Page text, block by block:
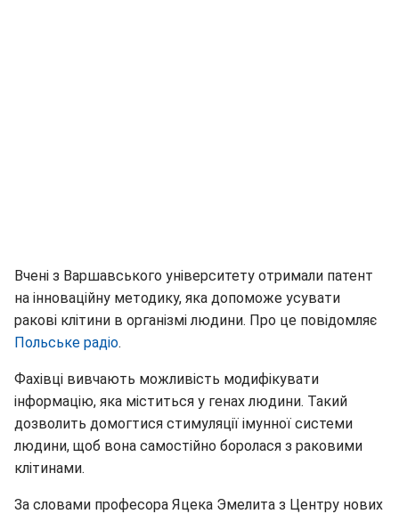
Вчені з Варшавського університету отримали патент
на інноваційну методику, яка допоможе усувати
ракові клітини в організмі людини. Про це повідомляє
Польське радіо.
Фахівці вивчають можливість модифікувати
інформацію, яка міститься у генах людини. Такий
дозволить домогтися стимуляції імунної системи
людини, щоб вона самостійно боролася з раковими
клітинами.
За словами професора Яцека Эмелита з Центру нових